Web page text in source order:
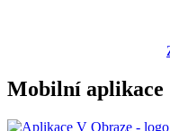
Mobilní aplikace